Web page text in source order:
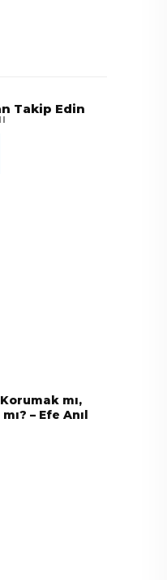
Takip Edin
mı,
– Efe Anıl